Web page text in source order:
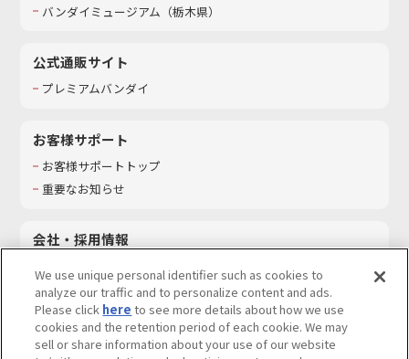
バンダイミュージアム（栃木県）
公式通販サイト
プレミアムバンダイ
お客様サポート
お客様サポートトップ
重要なお知らせ
会社・採用情報
採用情報
サステナビリティ
お問い合わせ
We use unique personal identifier such as cookies to
analyze our traffic and to personalize content and ads.
Please click here to see more details about how we use
cookies and the retention period of each cookie. We may
sell or share information about your use of our website